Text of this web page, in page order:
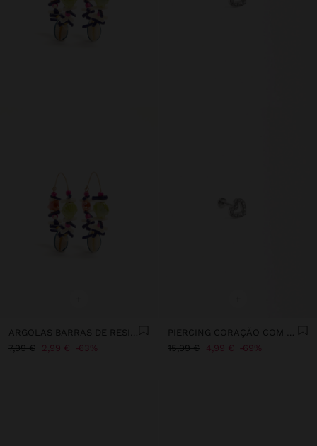
+
7,99 €
2,99 € 63%
+
15,99 €
4,99 € 69%